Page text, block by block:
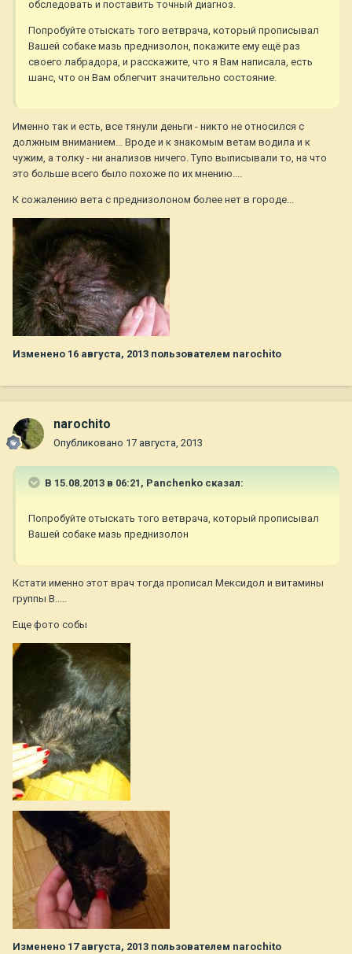
обследовать и поставить точный диагноз.
Попробуйте отыскать того ветврача, который прописывал
Вашей собаке мазь преднизолон, покажите ему ещё раз
своего лабрадора, и расскажите, что я Вам написала, есть
шанс, что он Вам облегчит значительно состояние.
Именно так и есть, все тянули деньги - никто не относился с
должным вниманием... Вроде и к знакомым ветам водила и к
чужим, а толку - ни анализов ничего. Тупо выписывали то, на что
это больше всего было похоже по их мнению....
К сожалению вета с преднизолоном более нет в городе...
Изменено 16 августа, 2013 пользователем narochito
narochito
Опубликовано 17 августа, 2013
В 15.08.2013 в 06:21, Panchenko сказал:
Попробуйте отыскать того ветврача, который прописывал
Вашей собаке мазь преднизолон
Кстати именно этот врач тогда прописал Мексидол и витамины
группы В.....
Еще фото собы
Изменено 17 августа, 2013 пользователем narochito